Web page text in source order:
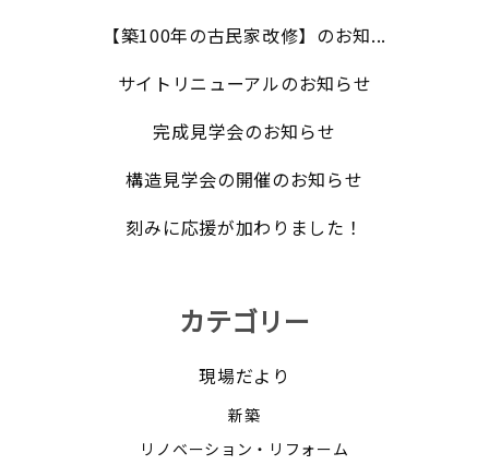
【築100年の古民家改修】のお知...
サイトリニューアルのお知らせ
完成見学会のお知らせ
構造見学会の開催のお知らせ
刻みに応援が加わりました！
カテゴリー
現場だより
新築
リノベーション・リフォーム